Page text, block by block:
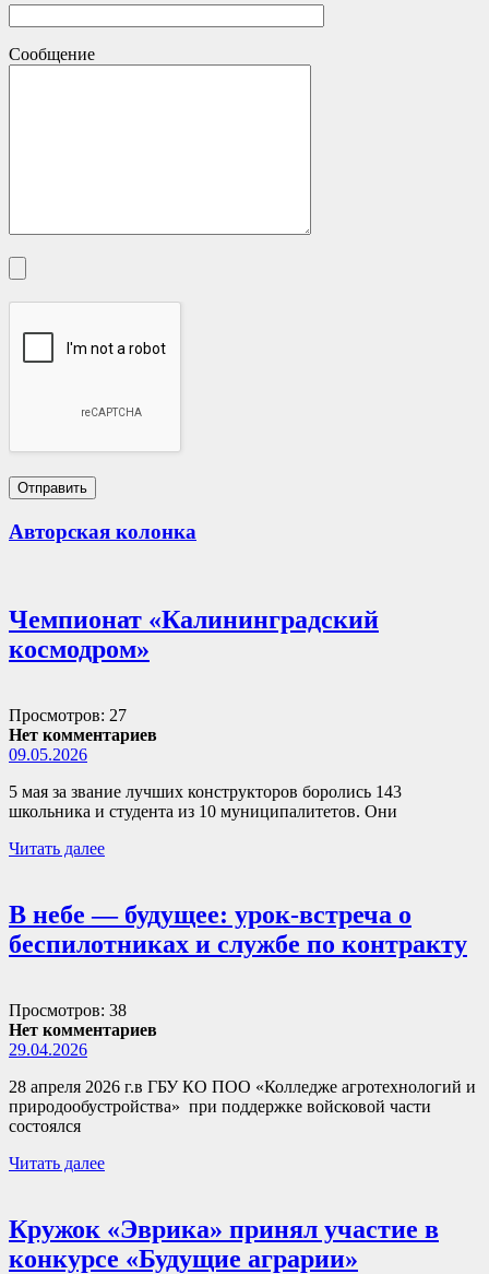
Сообщение
Авторская колонка
Чемпионат «Калининградский
космодром»
Просмотров: 27
Нет комментариев
09.05.2026
5 мая за звание лучших конструкторов боролись 143
школьника и студента из 10 муниципалитетов. Они
Читать далее
В небе — будущее: урок-встреча о
беспилотниках и службе по контракту
Просмотров: 38
Нет комментариев
29.04.2026
28 апреля 2026 г.в ГБУ КО ПОО «Колледже агротехнологий и
природообустройства» при поддержке войсковой части
состоялся
Читать далее
Кружок «Эврика» принял участие в
конкурсе «Будущие аграрии»